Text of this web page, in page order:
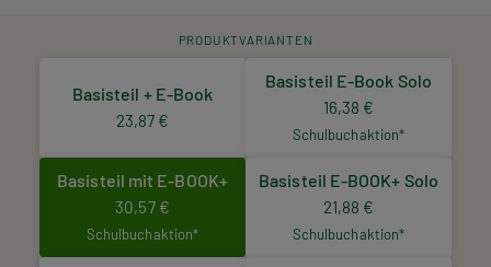
PRODUKTVARIANTEN
Basisteil + E-Book
23,87 €
Basisteil E-Book Solo
16,38 €
Schulbuchaktion*
Basisteil mit E-BOOK+
30,57 €
Schulbuchaktion*
Basisteil E-BOOK+ Solo
21,88 €
Schulbuchaktion*